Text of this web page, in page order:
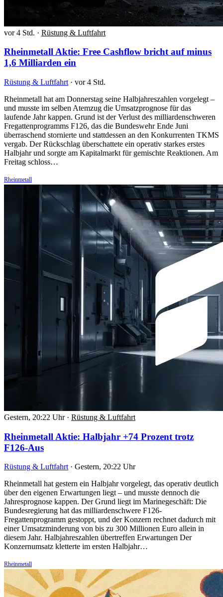
vor 4 Std. · Rüstung & Luftfahrt
Rheinmetall Aktie: Free Cashflow bricht auf minus
1,6 Milliarden ein
Rüstung & Luftfahrt · vor 4 Std.
Rheinmetall hat am Donnerstag seine Halbjahreszahlen vorgelegt –
und musste im selben Atemzug die Umsatzprognose für das
laufende Jahr kappen. Grund ist der Verlust des milliardenschweren
Fregattenprogramms F126, das die Bundeswehr Ende Juni
überraschend stornierte und stattdessen an den Konkurrenten TKMS
vergab. Der Rückschlag überschattete ein operativ starkes erstes
Halbjahr und sorgte am Kapitalmarkt für gemischte Reaktionen. Am
Freitag schloss…
Rheinmetall
Gestern, 20:22 Uhr · Rüstung & Luftfahrt
Rheinmetall Aktie: Halbjahr +74 Prozent trotz
F126-Aus
Rüstung & Luftfahrt · Gestern, 20:22 Uhr
Rheinmetall hat gestern ein Halbjahr vorgelegt, das operativ deutlich
über den eigenen Erwartungen liegt – und musste dennoch die
Jahresprognose kappen. Der Grund liegt im Marinegeschäft: Die
Bundesregierung hat das milliardenschwere F126-
Fregattenprogramm gestoppt, und der Konzern rechnet dadurch mit
einer Umsatzminderung von bis zu 300 Millionen Euro allein in
diesem Jahr. Halbjahreszahlen übertreffen Erwartungen Der
Konzernumsatz kletterte im ersten Halbjahr…
Rheinmetall